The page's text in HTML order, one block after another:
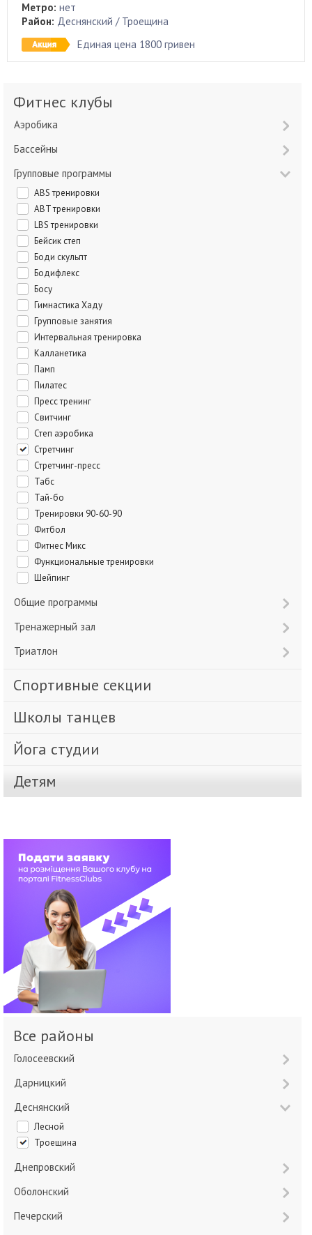
Метро: нет
Район: Деснянский / Троещина
Единая цена 1800 гривен
Фитнес клубы
Аэробика
Бассейны
Групповые программы
ABS тренировки
ABT тренировки
LBS тренировки
Бейсик степ
Боди скульпт
Бодифлекс
Босу
Гимнастика Хаду
Групповые занятия
Интервальная тренировка
Калланетика
Памп
Пилатес
Пресс тренинг
Свитчинг
Степ аэробика
Стретчинг
Стретчинг-пресс
Табс
Тай-бо
Тренировки 90-60-90
Фитбол
Фитнес Микс
Функциональные тренировки
Шейпинг
Общие программы
Тренажерный зал
Триатлон
Спортивные секции
Школы танцев
Йога студии
Детям
Все районы
Голосеевский
Дарницкий
Деснянский
Лесной
Троещина
Днепровский
Оболонский
Печерский